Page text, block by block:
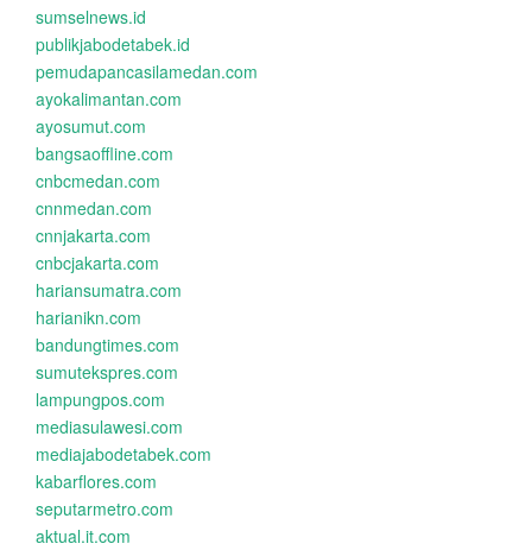
sumselnews.id
publikjabodetabek.id
pemudapancasilamedan.com
ayokalimantan.com
ayosumut.com
bangsaoffline.com
cnbcmedan.com
cnnmedan.com
cnnjakarta.com
cnbcjakarta.com
hariansumatra.com
harianikn.com
bandungtimes.com
sumutekspres.com
lampungpos.com
mediasulawesi.com
mediajabodetabek.com
kabarflores.com
seputarmetro.com
aktual.it.com